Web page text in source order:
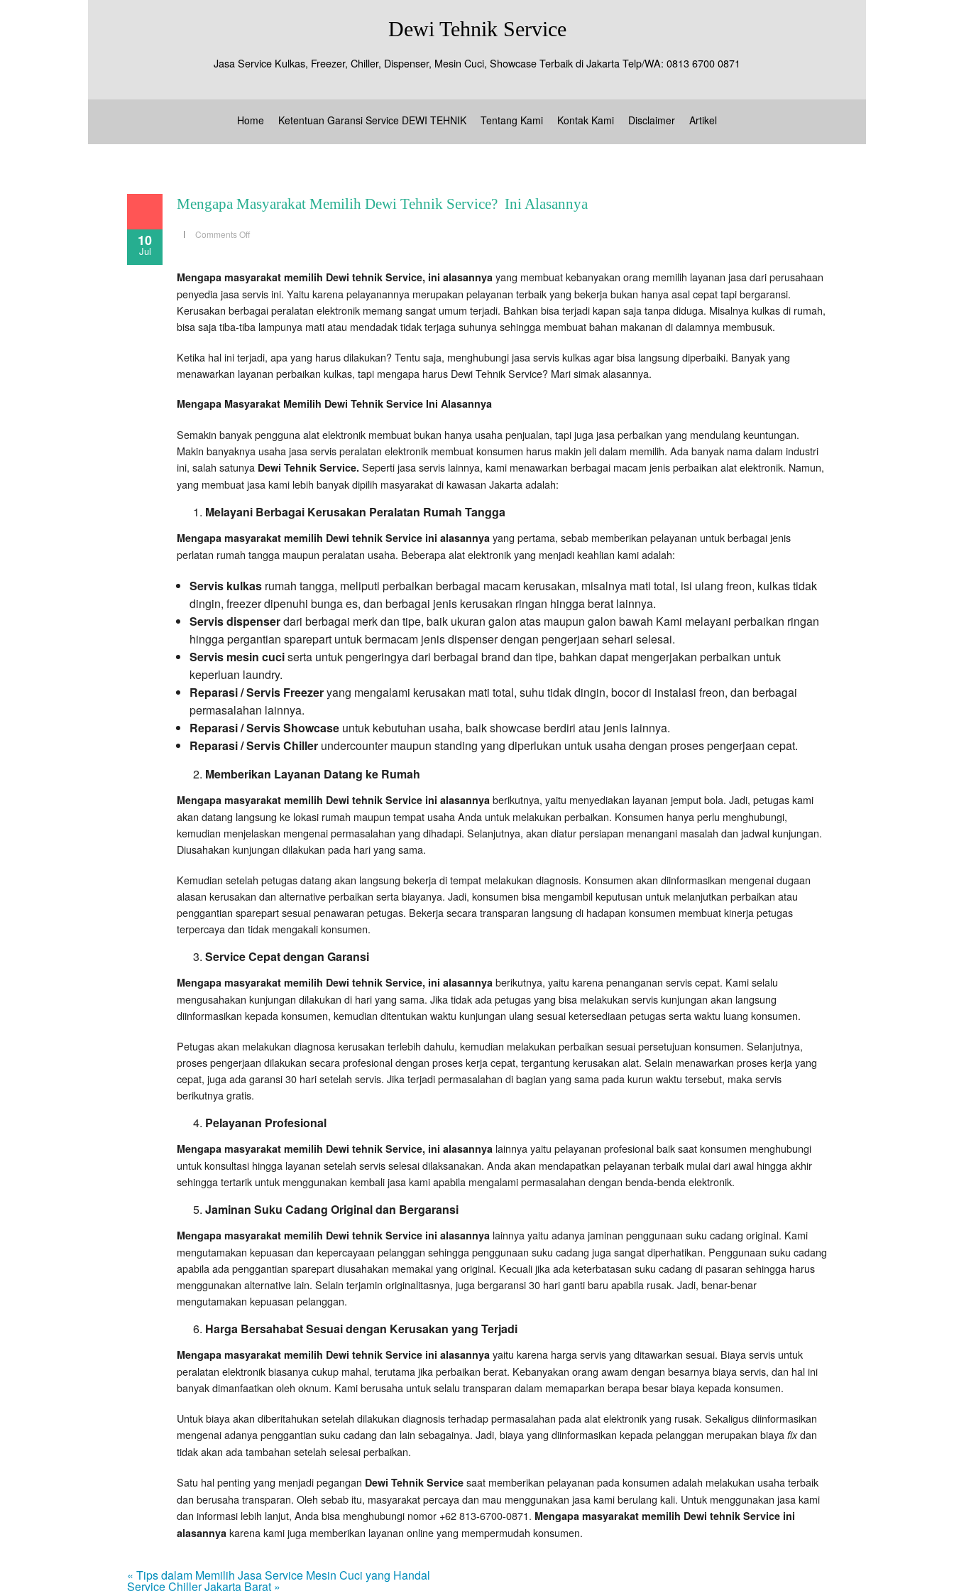
Dewi Tehnik Service
Jasa Service Kulkas, Freezer, Chiller, Dispenser, Mesin Cuci, Showcase Terbaik di Jakarta Telp/WA: 0813 6700 0871
Home Ketentuan Garansi Service DEWI TEHNIK Tentang Kami Kontak Kami Disclaimer Artikel
10
Jul
Mengapa Masyarakat Memilih Dewi Tehnik Service? Ini Alasannya
Comments Offon
Tehnik
Service?
Ini
Alasannya
Mengapa masyarakat memilih Dewi tehnik Service, ini alasannya yang membuat kebanyakan orang memilih layanan jasa dari perusahaan
penyedia jasa servis ini. Yaitu karena pelayanannya merupakan pelayanan terbaik yang bekerja bukan hanya asal cepat tapi bergaransi.
Kerusakan berbagai peralatan elektronik memang sangat umum terjadi. Bahkan bisa terjadi kapan saja tanpa diduga. Misalnya kulkas di rumah,
bisa saja tiba-tiba lampunya mati atau mendadak tidak terjaga suhunya sehingga membuat bahan makanan di dalamnya membusuk.
Ketika hal ini terjadi, apa yang harus dilakukan? Tentu saja, menghubungi jasa servis kulkas agar bisa langsung diperbaiki. Banyak yang
menawarkan layanan perbaikan kulkas, tapi mengapa harus Dewi Tehnik Service? Mari simak alasannya.
Mengapa Masyarakat Memilih Dewi Tehnik Service Ini Alasannya
Semakin banyak pengguna alat elektronik membuat bukan hanya usaha penjualan, tapi juga jasa perbaikan yang mendulang keuntungan.
Makin banyaknya usaha jasa servis peralatan elektronik membuat konsumen harus makin jeli dalam memilih. Ada banyak nama dalam industri
ini, salah satunya Dewi Tehnik Service. Seperti jasa servis lainnya, kami menawarkan berbagai macam jenis perbaikan alat elektronik. Namun,
yang membuat jasa kami lebih banyak dipilih masyarakat di kawasan Jakarta adalah:
Melayani Berbagai Kerusakan Peralatan Rumah Tangga
Mengapa masyarakat memilih Dewi tehnik Service ini alasannya yang pertama, sebab memberikan pelayanan untuk berbagai jenis
perlatan rumah tangga maupun peralatan usaha. Beberapa alat elektronik yang menjadi keahlian kami adalah:
Servis kulkasrumah tangga, meliputi perbaikan berbagai macam kerusakan, misalnya mati total, isi ulang freon, kulkas tidak
dingin, freezer dipenuhi bunga es, dan berbagai jenis kerusakan ringan hingga berat lainnya.
Servis dispenserdari berbagai merk dan tipe, baik ukuran galon atas maupun galon bawah Kami melayani perbaikan ringan
hingga pergantian sparepart untuk bermacam jenis dispenser dengan pengerjaan sehari selesai.
Servis mesin cuciserta untuk pengeringya dari berbagai brand dan tipe, bahkan dapat mengerjakan perbaikan untuk
keperluan laundry.
Reparasi / Servis Freezeryang mengalami kerusakan mati total, suhu tidak dingin, bocor di instalasi freon, dan berbagai
permasalahan lainnya.
Reparasi / Servis Showcaseuntuk kebutuhan usaha, baik showcase berdiri atau jenis lainnya.
Reparasi / Servis Chillerundercounter maupun standing yang diperlukan untuk usaha dengan proses pengerjaan cepat.
Memberikan Layanan Datang ke Rumah
Mengapa masyarakat memilih Dewi tehnik Service ini alasannya berikutnya, yaitu menyediakan layanan jemput bola. Jadi, petugas kami
akan datang langsung ke lokasi rumah maupun tempat usaha Anda untuk melakukan perbaikan. Konsumen hanya perlu menghubungi,
kemudian menjelaskan mengenai permasalahan yang dihadapi. Selanjutnya, akan diatur persiapan menangani masalah dan jadwal kunjungan.
Diusahakan kunjungan dilakukan pada hari yang sama.
Kemudian setelah petugas datang akan langsung bekerja di tempat melakukan diagnosis. Konsumen akan diinformasikan mengenai dugaan
alasan kerusakan dan alternative perbaikan serta biayanya. Jadi, konsumen bisa mengambil keputusan untuk melanjutkan perbaikan atau
penggantian sparepart sesuai penawaran petugas. Bekerja secara transparan langsung di hadapan konsumen membuat kinerja petugas
terpercaya dan tidak mengakali konsumen.
Service Cepat dengan Garansi
Mengapa masyarakat memilih Dewi tehnik Service, ini alasannya berikutnya, yaitu karena penanganan servis cepat. Kami selalu
mengusahakan kunjungan dilakukan di hari yang sama. Jika tidak ada petugas yang bisa melakukan servis kunjungan akan langsung
diinformasikan kepada konsumen, kemudian ditentukan waktu kunjungan ulang sesuai ketersediaan petugas serta waktu luang konsumen.
Petugas akan melakukan diagnosa kerusakan terlebih dahulu, kemudian melakukan perbaikan sesuai persetujuan konsumen. Selanjutnya,
proses pengerjaan dilakukan secara profesional dengan proses kerja cepat, tergantung kerusakan alat. Selain menawarkan proses kerja yang
cepat, juga ada garansi 30 hari setelah servis. Jika terjadi permasalahan di bagian yang sama pada kurun waktu tersebut, maka servis
berikutnya gratis.
Pelayanan Profesional
Mengapa masyarakat memilih Dewi tehnik Service, ini alasannya lainnya yaitu pelayanan profesional baik saat konsumen menghubungi
untuk konsultasi hingga layanan setelah servis selesai dilaksanakan. Anda akan mendapatkan pelayanan terbaik mulai dari awal hingga akhir
sehingga tertarik untuk menggunakan kembali jasa kami apabila mengalami permasalahan dengan benda-benda elektronik.
Jaminan Suku Cadang Original dan Bergaransi
Mengapa masyarakat memilih Dewi tehnik Service ini alasannya lainnya yaitu adanya jaminan penggunaan suku cadang original. Kami
mengutamakan kepuasan dan kepercayaan pelanggan sehingga penggunaan suku cadang juga sangat diperhatikan. Penggunaan suku cadang
apabila ada penggantian sparepart diusahakan memakai yang original. Kecuali jika ada keterbatasan suku cadang di pasaran sehingga harus
menggunakan alternative lain. Selain terjamin originalitasnya, juga bergaransi 30 hari ganti baru apabila rusak. Jadi, benar-benar
mengutamakan kepuasan pelanggan.
Harga Bersahabat Sesuai dengan Kerusakan yang Terjadi
Mengapa masyarakat memilih Dewi tehnik Service ini alasannya yaitu karena harga servis yang ditawarkan sesuai. Biaya servis untuk
peralatan elektronik biasanya cukup mahal, terutama jika perbaikan berat. Kebanyakan orang awam dengan besarnya biaya servis, dan hal ini
banyak dimanfaatkan oleh oknum. Kami berusaha untuk selalu transparan dalam memaparkan berapa besar biaya kepada konsumen.
Untuk biaya akan diberitahukan setelah dilakukan diagnosis terhadap permasalahan pada alat elektronik yang rusak. Sekaligus diinformasikan
mengenai adanya penggantian suku cadang dan lain sebagainya. Jadi, biaya yang diinformasikan kepada pelanggan merupakan biaya fixdan
tidak akan ada tambahan setelah selesai perbaikan.
Satu hal penting yang menjadi pegangan Dewi Tehnik Service saat memberikan pelayanan pada konsumen adalah melakukan usaha terbaik
dan berusaha transparan. Oleh sebab itu, masyarakat percaya dan mau menggunakan jasa kami berulang kali. Untuk menggunakan jasa kami
dan informasi lebih lanjut, Anda bisa menghubungi nomor +62 813-6700-0871. Mengapa masyarakat memilih Dewi tehnik Service ini
alasannya karena kami juga memberikan layanan online yang mempermudah konsumen.
« Tips dalam Memilih Jasa Service Mesin Cuci yang Handal
Service Chiller Jakarta Barat »